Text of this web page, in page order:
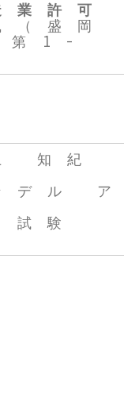
業許可
（盛岡
第1-
知紀
デル
試験